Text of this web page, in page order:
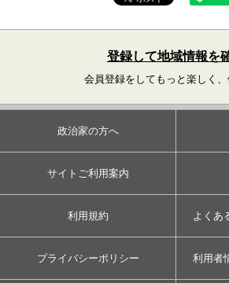
登録して地域情報を
会員登録をしてもっと楽しく、
政治家の方へ
サイトご利用案内
利用規約 よくあ
プライバシーポリシー 利用者